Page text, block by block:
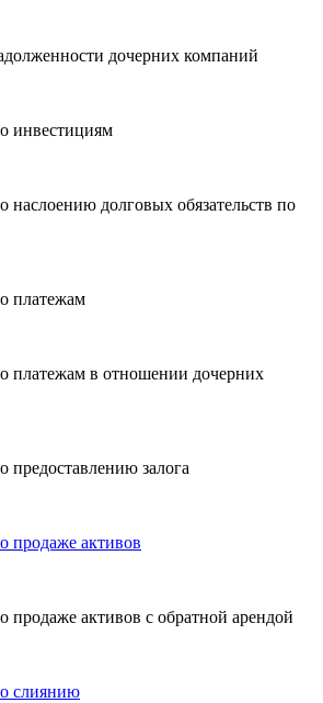
дочерних компаний
инвестициям
наслоению долговых обязательств по
платежам
платежам в отношении дочерних
предоставлению залога
продаже активов
продаже активов с обратной арендой
слиянию